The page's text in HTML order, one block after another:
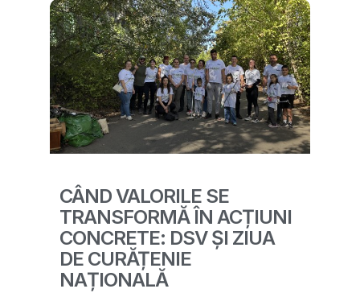
CÂND VALORILE SE
TRANSFORMĂ ÎN ACȚIUNI
CONCRETE: DSV ȘI ZIUA
DE CURĂȚENIE
NAȚIONALĂ